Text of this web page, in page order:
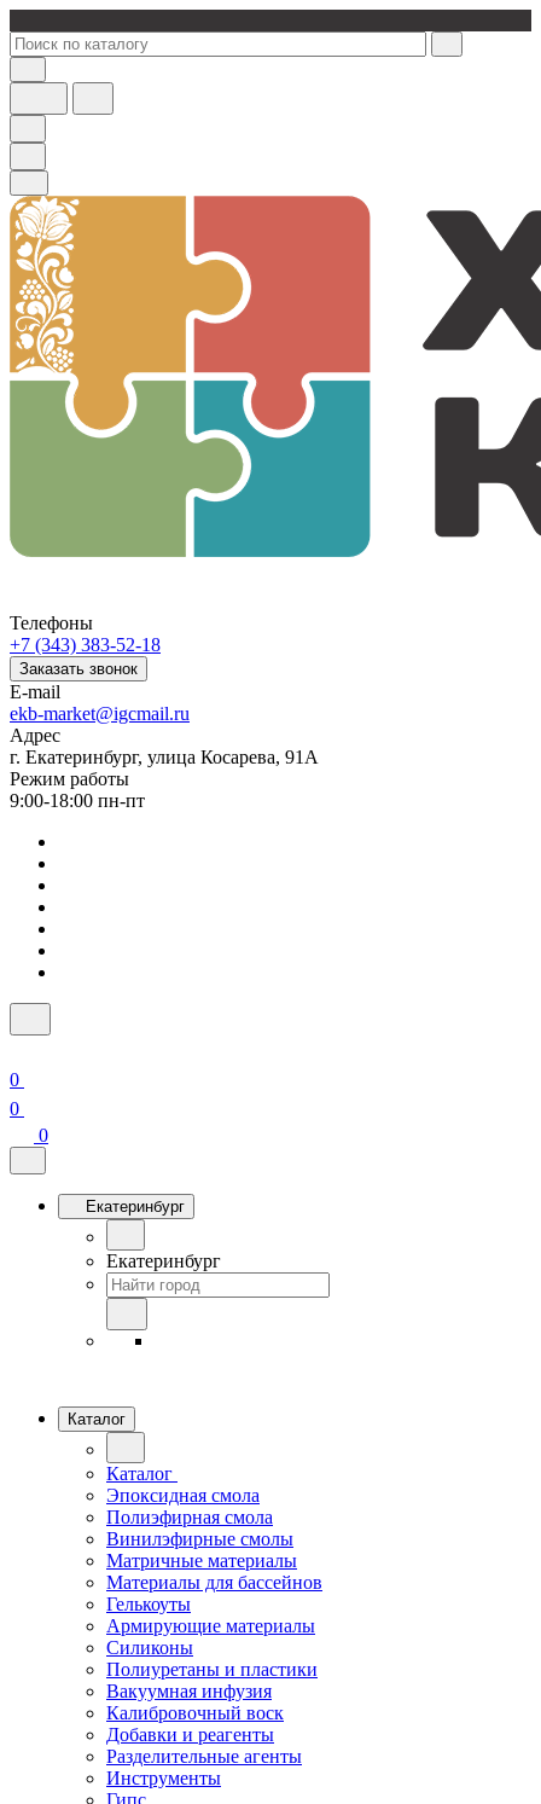
Телефоны
+7 (343) 383-52-18
Заказать звонок
E-mail
ekb-market@igcmail.ru
Адрес
г. Екатеринбург, улица Косарева, 91А
Режим работы
9:00-18:00 пн-пт
0
0
0
Екатеринбург
Екатеринбург
Каталог
Каталог
Эпоксидная смола
Полиэфирная смола
Винилэфирные смолы
Матричные материалы
Материалы для бассейнов
Гелькоуты
Армирующие материалы
Силиконы
Полиуретаны и пластики
Вакуумная инфузия
Калибровочный воск
Добавки и реагенты
Разделительные агенты
Инструменты
Гипс